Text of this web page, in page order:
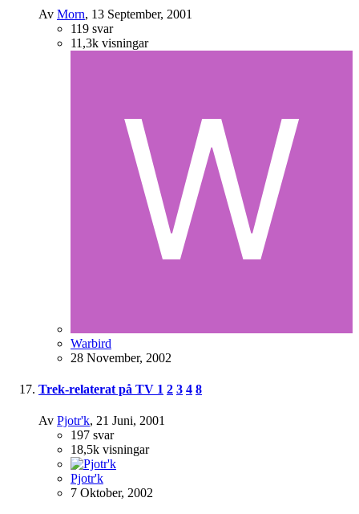
Av Morn, 13 September, 2001
119 svar
11,3k visningar
Warbird
28 November, 2002
Trek-relaterat på TV 1 2 3 4 8
Av Pjotr'k, 21 Juni, 2001
197 svar
18,5k visningar
Pjotr'k
7 Oktober, 2002